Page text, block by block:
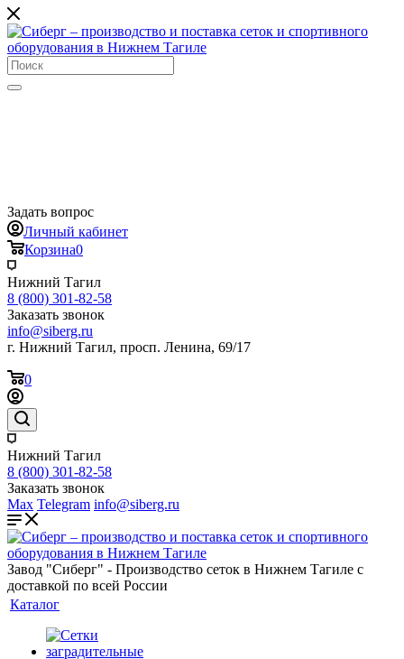
Задать вопрос
Личный кабинет
Корзина0
Нижний Тагил
8 (800) 301-82-58
Заказать звонок
info@siberg.ru
г. Нижний Тагил, просп. Ленина, 69/17
0
Нижний Тагил
8 (800) 301-82-58
Заказать звонок
Max Telegram info@siberg.ru
Завод "Сиберг" - Производство сеток в Нижнем Тагиле с
доставкой по всей России
Каталог